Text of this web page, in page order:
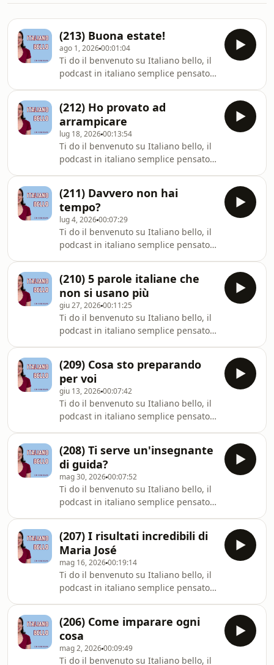
(213) Buona estate!
ago 1, 202600:01:04
Ti do il benvenuto su Italiano bello, il
podcast in italiano semplice pensato
episodi sono disponibili in formato
video ⁠⁠⁠⁠⁠⁠⁠⁠⁠⁠⁠⁠⁠⁠⁠⁠⁠⁠⁠⁠⁠⁠⁠sul mio canale YouTube⁠⁠⁠⁠⁠⁠⁠⁠⁠⁠⁠⁠⁠⁠⁠⁠⁠⁠⁠⁠⁠⁠⁠, dove
puoi attivare i sottotitoli.Ecco cosa
puoi fare dopo aver ascoltato
l&#39;episodio:🚀 ISCRIVITI AL CORSO
GRATUITO:► &quot;Pronti,
(212) Ho provato ad
arrampicare
lug 18, 202600:13:54
Ti do il benvenuto su Italiano bello, il
podcast in italiano semplice pensato
episodi sono disponibili in formato
video ⁠⁠⁠⁠⁠⁠⁠⁠⁠⁠⁠⁠⁠⁠⁠⁠⁠⁠⁠⁠⁠⁠⁠sul mio canale YouTube⁠⁠⁠⁠⁠⁠⁠⁠⁠⁠⁠⁠⁠⁠⁠⁠⁠⁠⁠⁠⁠⁠⁠, dove
puoi attivare i sottotitoli.Ecco cosa
puoi fare dopo aver ascoltato
l'episodio:🚀 ISCRIVITI AL CORSO
GRATUITO:► "Pronti, partenza... v
(211) Davvero non hai
tempo?
lug 4, 202600:07:29
Ti do il benvenuto su Italiano bello, il
podcast in italiano semplice pensato
episodi sono disponibili in formato
video ⁠⁠⁠⁠⁠⁠⁠⁠⁠⁠⁠⁠⁠⁠⁠⁠⁠⁠⁠⁠⁠⁠sul mio canale YouTube⁠⁠⁠⁠⁠⁠⁠⁠⁠⁠⁠⁠⁠⁠⁠⁠⁠⁠⁠⁠⁠⁠, dove
puoi attivare i sottotitoli.Ecco cosa
puoi fare dopo aver ascoltato
l&#39;episodio:🚀 ISCRIVITI AL CORSO
GRATUITO:► &quot;Pronti, pa
(210) 5 parole italiane che
non si usano più
giu 27, 202600:11:25
Ti do il benvenuto su Italiano bello, il
podcast in italiano semplice pensato
episodi sono disponibili in formato
video ⁠⁠⁠⁠⁠⁠⁠⁠⁠⁠⁠⁠⁠⁠⁠⁠⁠⁠⁠⁠⁠⁠sul mio canale YouTube⁠⁠⁠⁠⁠⁠⁠⁠⁠⁠⁠⁠⁠⁠⁠⁠⁠⁠⁠⁠⁠⁠, dove
puoi attivare i sottotitoli.Ecco cosa
puoi fare dopo aver ascoltato
l&#39;episodio:🚀 ISCRIVITI AL CORSO
GRATUITO:► &quot;Pronti, pa
(209) Cosa sto preparando
per voi
giu 13, 202600:07:42
Ti do il benvenuto su Italiano bello, il
podcast in italiano semplice pensato
episodi sono disponibili in formato
video ⁠⁠⁠⁠⁠⁠⁠⁠⁠⁠⁠⁠⁠⁠⁠⁠⁠⁠⁠⁠⁠⁠sul mio canale YouTube⁠⁠⁠⁠⁠⁠⁠⁠⁠⁠⁠⁠⁠⁠⁠⁠⁠⁠⁠⁠⁠⁠, dove
puoi attivare i sottotitoli.Ecco cosa
puoi fare dopo aver ascoltato
l&#39;episodio:🚀 ISCRIVITI AL CORSO
GRATUITO:► &quot;Pronti, pa
(208) Ti serve un'insegnante
di guida?
mag 30, 202600:07:52
Ti do il benvenuto su Italiano bello, il
podcast in italiano semplice pensato
episodi sono disponibili in formato
video ⁠⁠⁠⁠⁠⁠⁠⁠⁠⁠⁠⁠⁠⁠⁠⁠⁠⁠⁠⁠⁠⁠sul mio canale YouTube⁠⁠⁠⁠⁠⁠⁠⁠⁠⁠⁠⁠⁠⁠⁠⁠⁠⁠⁠⁠⁠⁠, dove
puoi attivare i sottotitoli.Ecco cosa
puoi fare dopo aver ascoltato
l&#39;episodio:🚀 ISCRIVITI AL CORSO
GRATUITO:► &quot;Pronti, pa
(207) I risultati incredibili di
Maria José
mag 16, 202600:19:14
Ti do il benvenuto su Italiano bello, il
podcast in italiano semplice pensato
episodi sono disponibili in formato
video ⁠⁠⁠⁠⁠⁠⁠⁠⁠⁠⁠⁠⁠⁠⁠⁠⁠⁠⁠⁠⁠⁠sul mio canale YouTube⁠⁠⁠⁠⁠⁠⁠⁠⁠⁠⁠⁠⁠⁠⁠⁠⁠⁠⁠⁠⁠⁠, dove
puoi attivare i sottotitoli.Ecco cosa
(206) Come imparare ogni
cosa
mag 2, 202600:09:49
Ti do il benvenuto su Italiano bello, il